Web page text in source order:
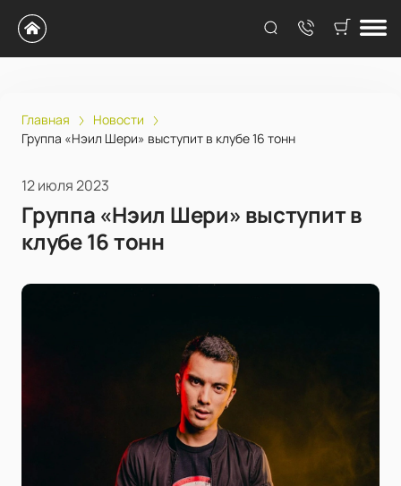
Главная
Новости
Группа «Нэил Шери» выступит в клубе 16 тонн
12 июля 2023
Группа «Нэил Шери» выступит в
клубе 16 тонн